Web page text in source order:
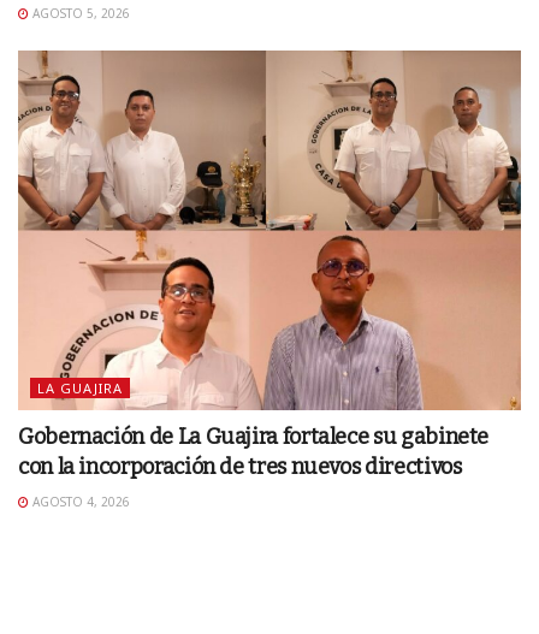
AGOSTO 5, 2026
LA GUAJIRA
Gobernación de La Guajira fortalece su gabinete
con la incorporación de tres nuevos directivos
AGOSTO 4, 2026